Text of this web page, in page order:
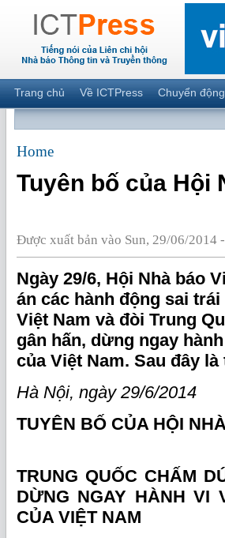
Trang chủ Về ICTPress Chuyển
Home
Tuyên bố của Hội
Được xuất bản vào Sun, 29/06/2014
Ngày 29/6, Hội Nhà báo
án các hành động sai
Việt Nam và đòi Trung
gân hấn, dừng ngay
của Việt Nam. Sau đây
Hà Nội, ngày 29/6/2014
TUYÊN BỐ CỦA HỘI
TRUNG QUỐC CHẤM
DỪNG NGAY HÀNH VI
CỦA VIỆT NAM